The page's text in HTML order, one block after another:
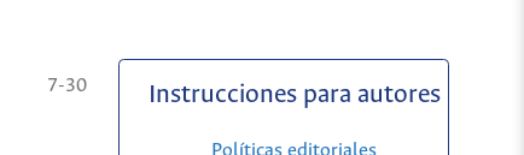
7-30 Instrucciones para autores